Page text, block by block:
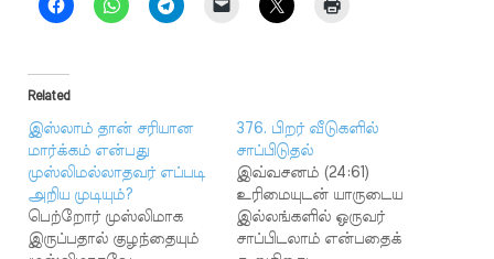
Related
இஸ்லாம் தான் சரியான
மார்க்கம் என்பது
முஸ்லிமல்லாதவர் எப்படி
அறிய முடியும்?
பெற்றோர் முஸ்லிமாக
இருப்பதால் குழந்தையும்
376. பிறர் வீடுகளில்
சாப்பிடுதல்
இவ்வசனம் (24:61)
உரிமையுடன் யாருடைய
இல்லங்களில் ஒருவர்
சாப்பிடலாம் என்பதைக்